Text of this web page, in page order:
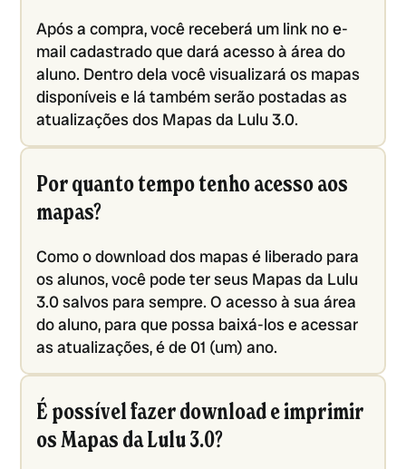
Após a compra, você receberá um link no e-
mail cadastrado que dará acesso à área do
aluno. Dentro dela você visualizará os mapas
disponíveis e lá também serão postadas as
atualizações dos Mapas da Lulu 3.0.
Por quanto tempo tenho acesso aos
mapas?
Como o download dos mapas é liberado para
os alunos, você pode ter seus Mapas da Lulu
3.0 salvos para sempre. O acesso à sua área
do aluno, para que possa baixá-los e acessar
as atualizações, é de 01 (um) ano.
É possível fazer download e imprimir
os Mapas da Lulu 3.0?